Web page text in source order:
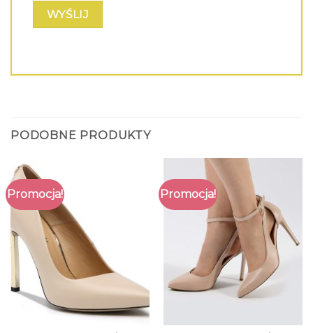
PODOBNE PRODUKTY
Promocja! Promocja!